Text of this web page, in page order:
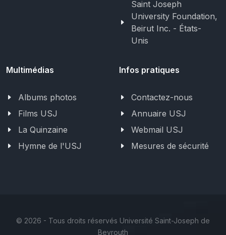
Saint Joseph
University Foundation,
Beirut Inc. - États-
Unis
Multimédias
Albums photos
Films USJ
La Quinzaine
Hymne de l'USJ
Infos pratiques
Contactez-nous
Annuaire USJ
Webmail USJ
Mesures de sécurité
© 2026 - Tous droits réservés Université Saint-Joseph de
Beyrouth